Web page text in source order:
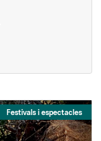
Festivals i espectacles